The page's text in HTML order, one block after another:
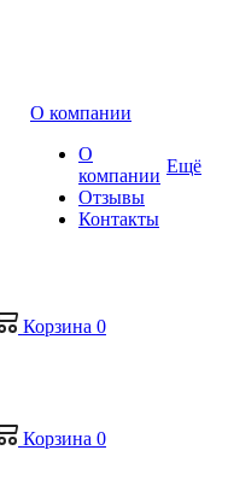
О компании
О
компании
Отзывы
Контакты
Ещё
Корзина 0
Корзина 0